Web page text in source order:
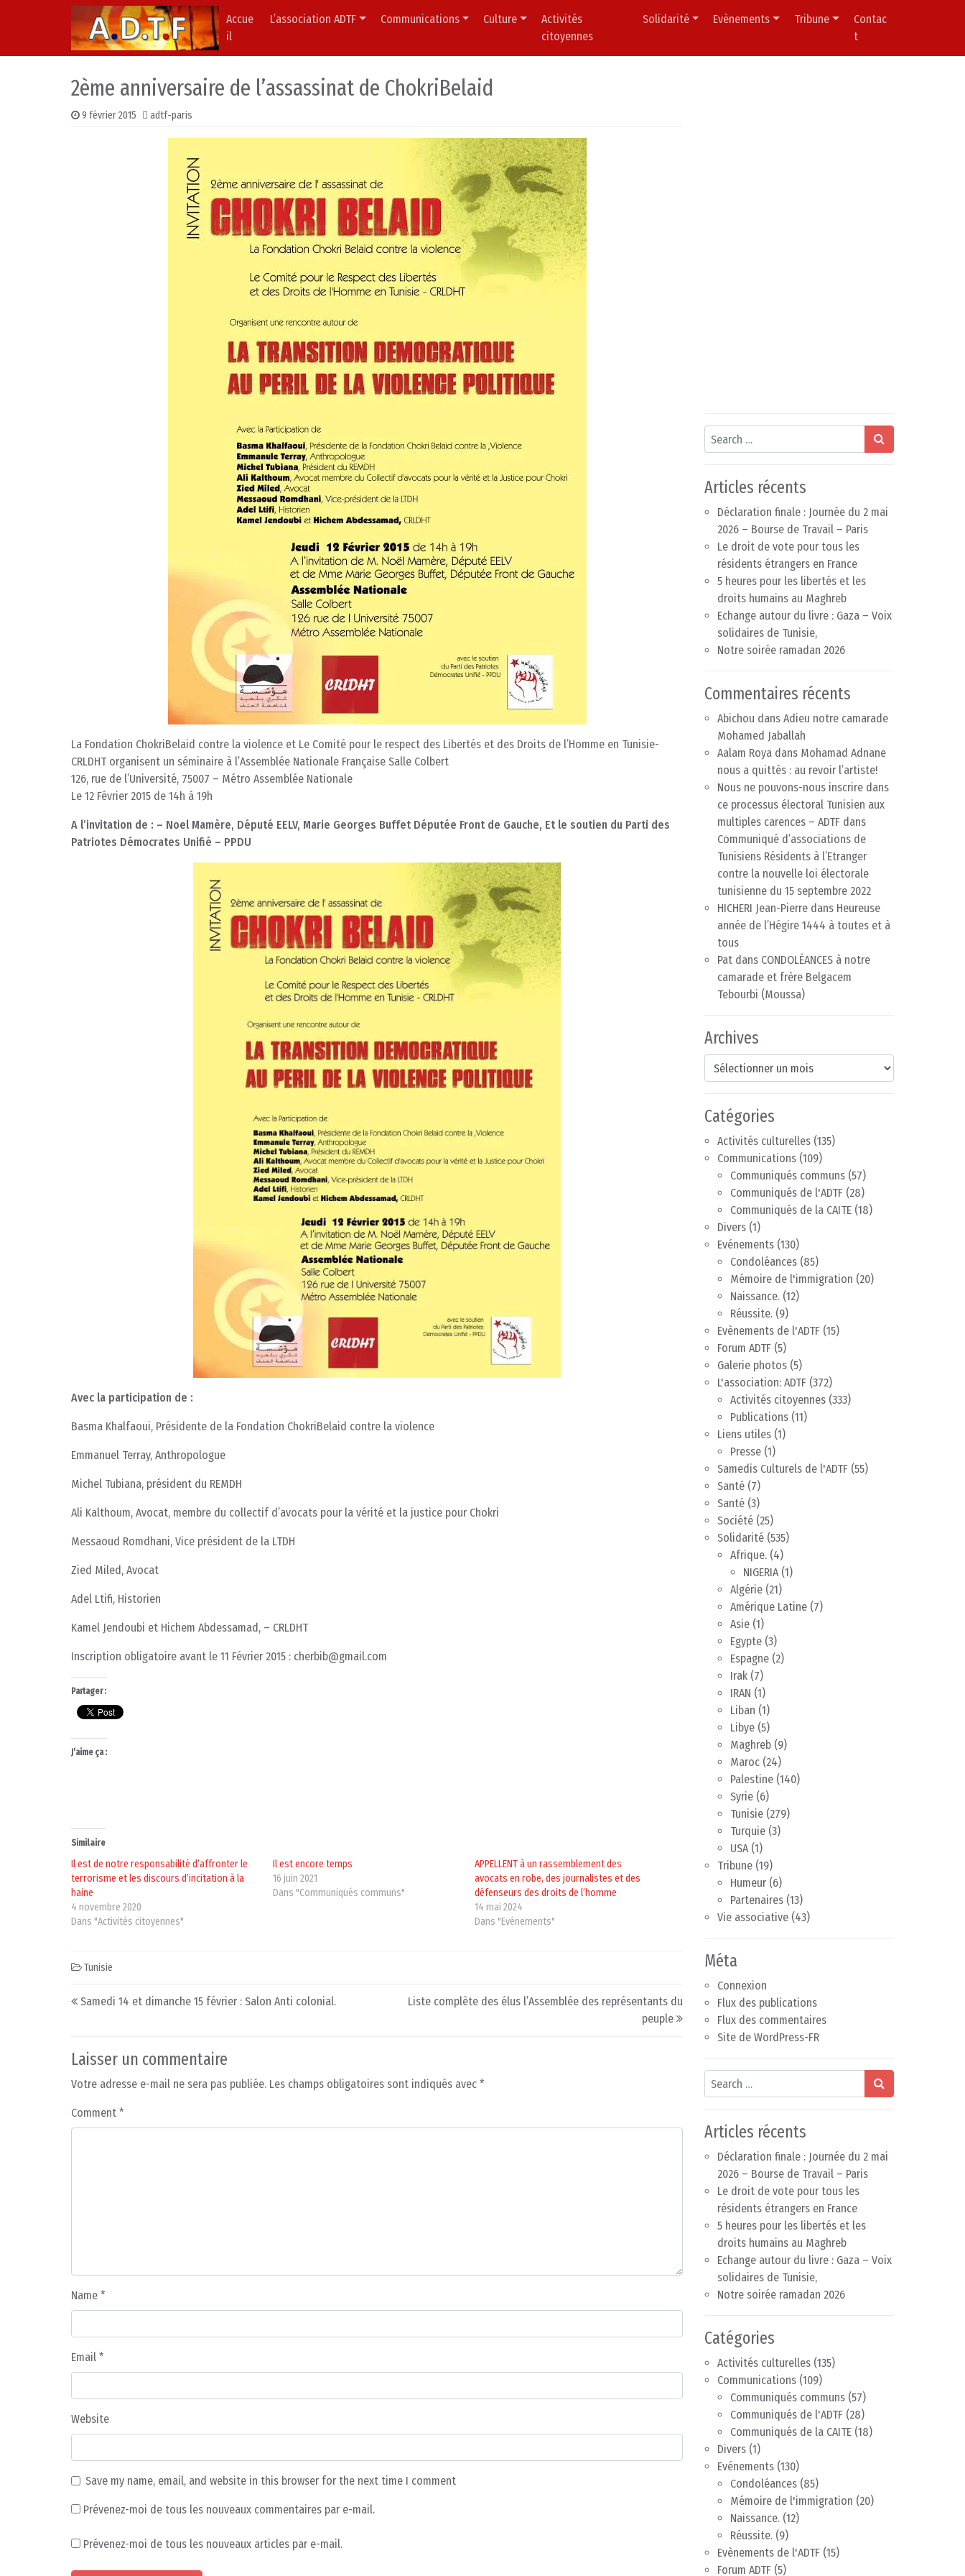
Skip to content
Main Navigation
Accue
il
L’association ADTF Communications Culture
Activités
citoyennes
Solidarité Evènements Tribune
Contac
t
2ème anniversaire de l’assassinat de ChokriBelaid
9 février 2015 adtf-paris
La Fondation ChokriBelaid contre la violence et Le Comité pour le respect des Libertés et des Droits de l’Homme en Tunisie-
CRLDHT organisent un séminaire à l’Assemblée Nationale Française Salle Colbert
126, rue de l’Université, 75007 – Métro Assemblée Nationale
Le 12 Février 2015 de 14h à 19h
A l’invitation de : – Noel Mamère, Député EELV, Marie Georges Buffet Députée Front de Gauche, Et le soutien du Parti des
Patriotes Démocrates Unifié – PPDU
Avec la participation de :
Basma Khalfaoui, Présidente de la Fondation ChokriBelaid contre la violence
Emmanuel Terray, Anthropologue
Michel Tubiana, président du REMDH
Ali Kalthoum, Avocat, membre du collectif d’avocats pour la vérité et la justice pour Chokri
Messaoud Romdhani, Vice président de la LTDH
Zied Miled, Avocat
Adel Ltifi, Historien
Kamel Jendoubi et Hichem Abdessamad, – CRLDHT
Inscription obligatoire avant le 11 Février 2015 : cherbib@gmail.com
Partager :
J’aime ça :
Similaire
Il est de notre responsabilité d’affronter le
terrorisme et les discours d’incitation à la
haine
4 novembre 2020
Dans "Activités citoyennes"
Il est encore temps
16 juin 2021
Dans "Communiqués communs"
APPELLENT à un rassemblement des
avocats en robe, des journalistes et des
défenseurs des droits de l’homme
14 mai 2024
Dans "Evénements"
Tunisie
Post navigation
Samedi 14 et dimanche 15 février : Salon Anti colonial.
Liste complète des élus l’Assemblée des représentants du
peuple
Laisser un commentaire
Votre adresse e-mail ne sera pas publiée. Les champs obligatoires sont indiqués avec *
Comment *
Name *
Email *
Website
Save my name, email, and website in this browser for the next time I comment
Prévenez-moi de tous les nouveaux commentaires par e-mail.
Prévenez-moi de tous les nouveaux articles par e-mail.
Search
Articles récents
Déclaration finale : Journée du 2 mai
2026 – Bourse de Travail – Paris
Le droit de vote pour tous les
résidents étrangers en France
5 heures pour les libertés et les
droits humains au Maghreb
Echange autour du livre : Gaza – Voix
solidaires de Tunisie,
Notre soirée ramadan 2026
Commentaires récents
Abichou dans Adieu notre camarade
Mohamed Jaballah
Aalam Roya dans Mohamad Adnane
nous a quittés : au revoir l’artiste!
Nous ne pouvons-nous inscrire dans
ce processus électoral Tunisien aux
multiples carences – ADTF dans
Communiqué d’associations de
Tunisiens Résidents à l’Etranger
contre la nouvelle loi électorale
tunisienne du 15 septembre 2022
HICHERI Jean-Pierre dans Heureuse
année de l’Hégire 1444 à toutes et à
tous
Pat dans CONDOLÉANCES à notre
camarade et frère Belgacem
Tebourbi (Moussa)
Archives
Archives
Catégories
Activités culturelles (135)
Communications (109)
Communiqués communs (57)
Communiqués de l'ADTF (28)
Communiqués de la CAITE (18)
Divers (1)
Evénements (130)
Condoléances (85)
Mémoire de l'immigration (20)
Naissance. (12)
Réussite. (9)
Evènements de l'ADTF (15)
Forum ADTF (5)
Galerie photos (5)
L'association: ADTF (372)
Activités citoyennes (333)
Publications (11)
Liens utiles (1)
Presse (1)
Samedis Culturels de l'ADTF (55)
Santé (7)
Santé (3)
Société (25)
Solidarité (535)
Afrique. (4)
NIGERIA(1)
Algérie (21)
Amérique Latine (7)
Asie (1)
Egypte (3)
Espagne (2)
Irak (7)
IRAN (1)
Liban (1)
Libye (5)
Maghreb (9)
Maroc (24)
Palestine (140)
Syrie (6)
Tunisie (279)
Turquie (3)
USA(1)
Tribune (19)
Humeur (6)
Partenaires (13)
Vie associative (43)
Méta
Connexion
Flux des publications
Flux des commentaires
Site de WordPress-FR
Search
Articles récents
Déclaration finale : Journée du 2 mai
2026 – Bourse de Travail – Paris
Le droit de vote pour tous les
résidents étrangers en France
5 heures pour les libertés et les
droits humains au Maghreb
Echange autour du livre : Gaza – Voix
solidaires de Tunisie,
Notre soirée ramadan 2026
Catégories
Activités culturelles (135)
Communications (109)
Communiqués communs (57)
Communiqués de l'ADTF (28)
Communiqués de la CAITE (18)
Divers (1)
Evénements (130)
Condoléances (85)
Mémoire de l'immigration (20)
Naissance. (12)
Réussite. (9)
Evènements de l'ADTF (15)
Forum ADTF (5)